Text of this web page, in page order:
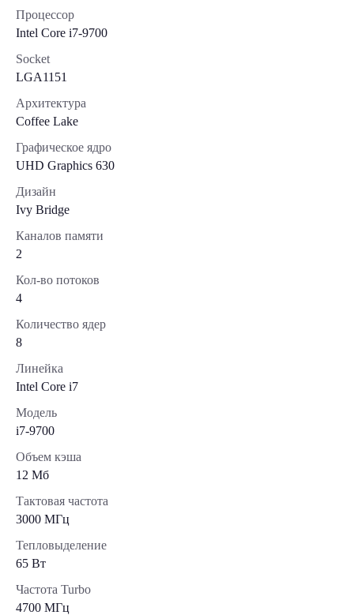
Процессор
Intel Core i7-9700
Socket
LGA1151
Архитектура
Coffee Lake
Графическое ядро
UHD Graphics 630
Дизайн
Ivy Bridge
Каналов памяти
2
Кол-во потоков
4
Количество ядер
8
Линейка
Intel Core i7
Модель
i7-9700
Объем кэша
12 Мб
Тактовая частота
3000 МГц
Тепловыделение
65 Вт
Частота Turbo
4700 МГц